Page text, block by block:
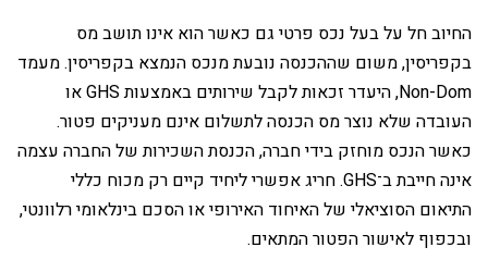
‏החיוב חל על בעל נכס פרטי גם כאשר הוא אינו תושב מס
בקפריסין, משום שההכנסה נובעת מנכס הנמצא בקפריסין. מעמד
Non-Dom, היעדר זכאות לקבל שירותים באמצעות GHS או
העובדה שלא נוצר מס הכנסה לתשלום אינם מעניקים פטור.
כאשר הנכס מוחזק בידי חברה, הכנסת השכירות של החברה עצמה
אינה חייבת ב־GHS. חריג אפשרי ליחיד קיים רק מכוח כללי
התיאום הסוציאלי של האיחוד האירופי או הסכם בינלאומי רלוונטי,
ובכפוף לאישור הפטור המתאים.